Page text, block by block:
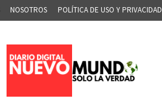
NOSOTROS POLÍTICA DE USO Y PRIVACIDAD